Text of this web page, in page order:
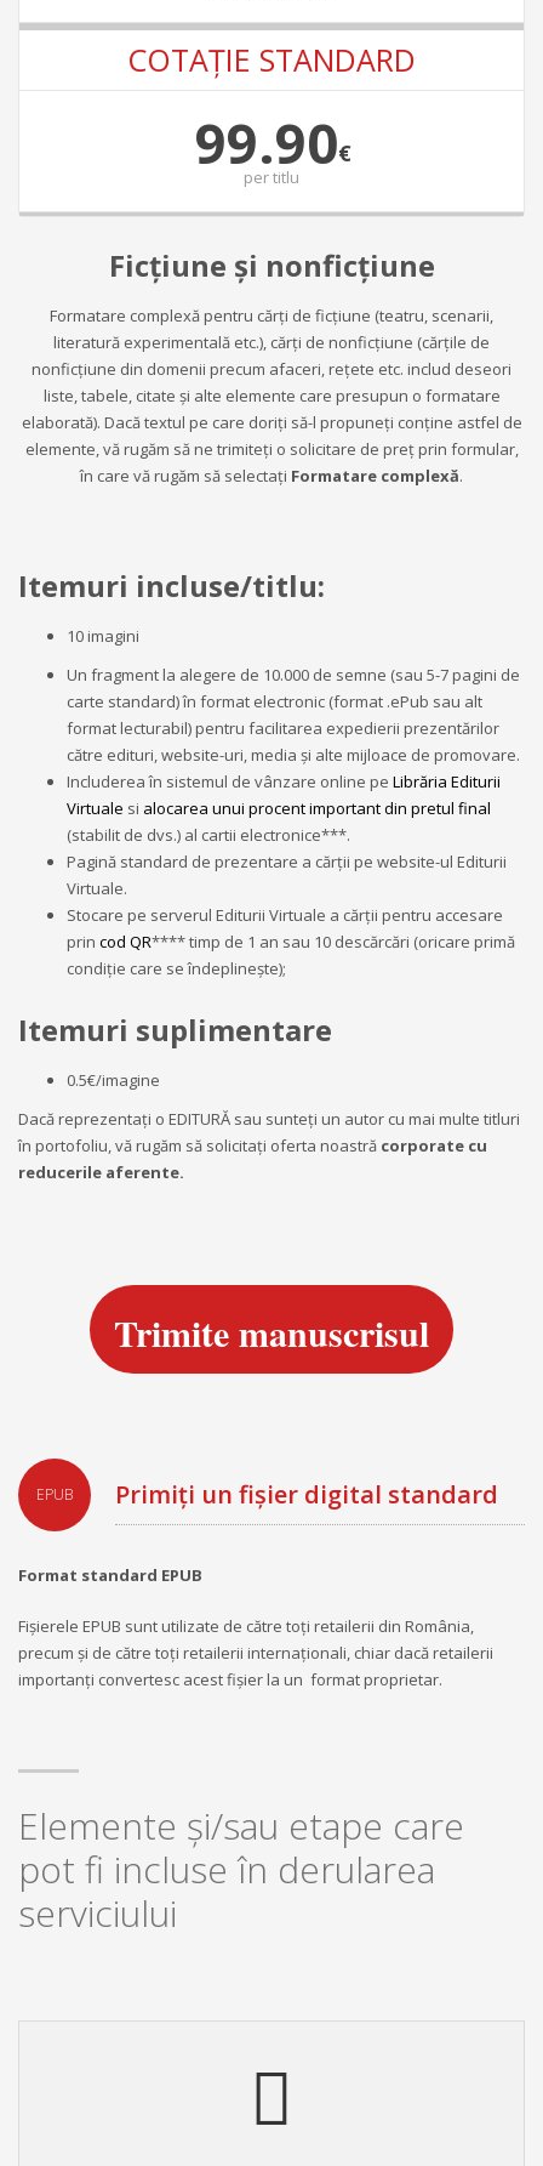
COTAŢIE STANDARD
99.90€
pertitlu
Ficţiune şi nonficţiune
Formatare complexă pentru cărţi de ficţiune (teatru, scenarii,
literatură experimentală etc.), cărţi de nonficţiune (cărţile de
nonficţiune din domenii precum afaceri, reţete etc. includ deseori
liste, tabele, citate şi alte elemente care presupun o formatare
elaborată). Dacă textul pe care doriți să-l propuneți conține astfel de
elemente, vă rugăm să ne trimiteți o solicitare de preț prin formular,
în care vă rugăm să selectați Formatare complexă.
Itemuri incluse/titlu:
10 imagini
Un fragment la alegere de 10.000 de semne (sau 5-7 pagini de
carte standard) în format electronic (format .ePub sau alt
format lecturabil) pentru facilitarea expedierii prezentărilor
către edituri, website-uri, media și alte mijloace de promovare.
Includerea în sistemul de vânzare online pe Librăria Editurii
Virtuale si alocarea unui procent important din pretul final
(stabilit de dvs.) al cartii electronice***.
Pagină standard de prezentare a cărții pe website-ul Editurii
Virtuale.
Stocare pe serverul Editurii Virtuale a cărții pentru accesare
prin cod QR**** timp de 1 an sau 10 descărcări (oricare primă
condiție care se îndeplinește);
Itemuri suplimentare
0.5€/imagine
Dacă reprezentaţi o EDITURĂ sau sunteţi un autor cu mai multe titluri
în portofoliu, vă rugăm să solicitaţi oferta noastră corporate cu
reducerile aferente.
Trimite manuscrisul
EPUB Primiți un fișier digital standard
Format standard EPUB
Fișierele EPUB sunt utilizate de către toți retailerii din România,
precum și de către toți retailerii internaționali, chiar dacă retailerii
importanți convertesc acest fișier la un format proprietar.
Elemente și/sau etape care
pot fi incluse în derularea
serviciului